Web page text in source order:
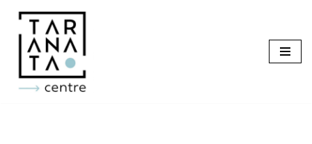
Saltar
contenido